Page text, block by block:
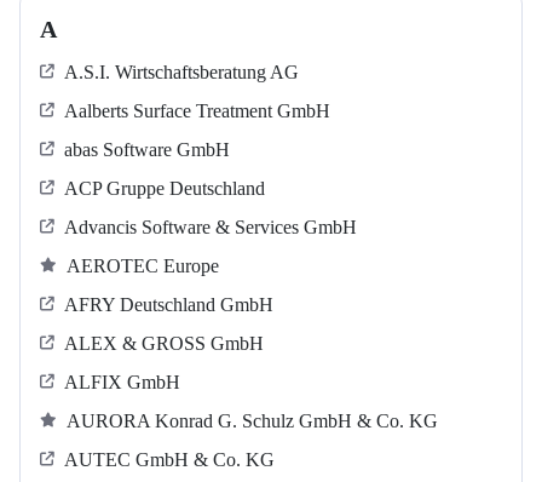
A
A.S.I. Wirtschaftsberatung AG
Aalberts Surface Treatment GmbH
abas Software GmbH
ACP Gruppe Deutschland
Advancis Software & Services GmbH
AEROTEC Europe
AFRY Deutschland GmbH
ALEX & GROSS GmbH
ALFIX GmbH
AURORA Konrad G. Schulz GmbH & Co. KG
AUTEC GmbH & Co. KG